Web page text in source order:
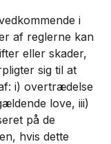
i
af reglerne kan
eller skader,
sig til at
i) overtrædelse
love, iii)
på de
hvis dette